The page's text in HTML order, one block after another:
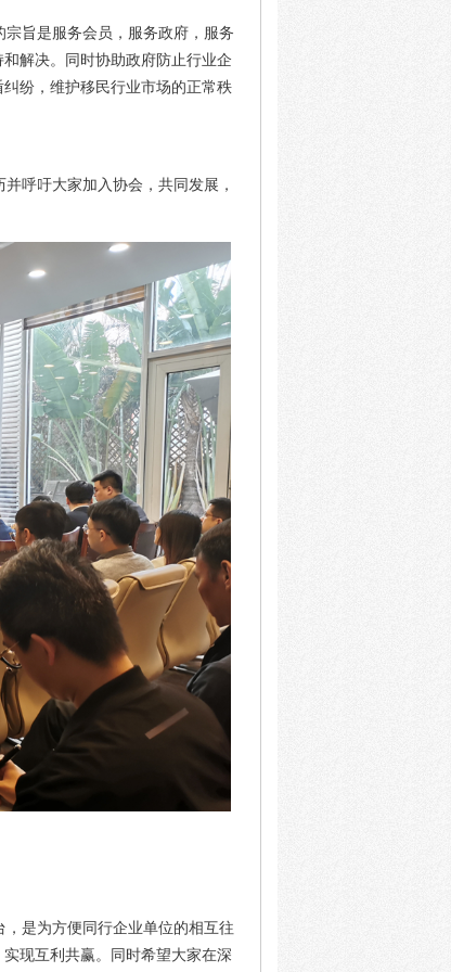
旨是服务会员，服务政府，服务
解决。同时协助政府防止行业企
纷，维护移民行业市场的正常秩
呼吁大家加入协会，共同发展，
是为方便同行企业单位的相互往
现互利共赢。同时希望大家在深